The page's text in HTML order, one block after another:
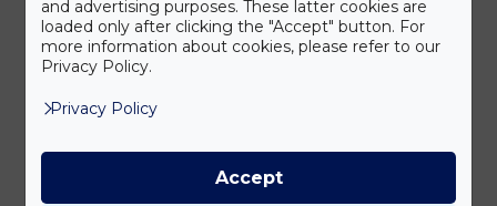
and advertising purposes. These latter cookies are
loaded only after clicking the "Accept" button. For
more information about cookies, please refer to our
Privacy Policy.
Privacy Policy
Accept